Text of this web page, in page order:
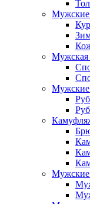
Мужские
Мужская
Мужские
Мужские